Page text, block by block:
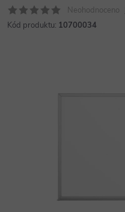
Neohodnoceno
Kód produktu: 10700034